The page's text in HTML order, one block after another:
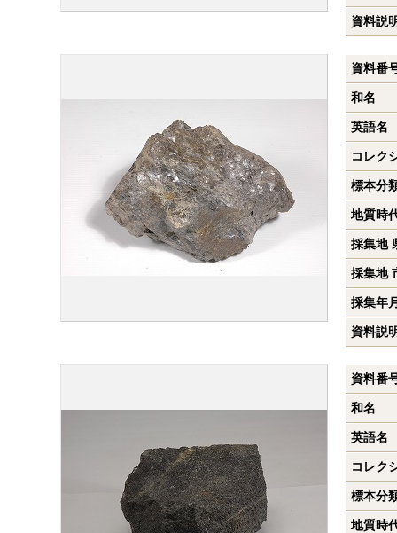
資料説
資料番
和名
英語名
コレク
標本分
地質時
採集地
採集地
採集年
資料説
資料番
和名
英語名
コレク
標本分
地質時